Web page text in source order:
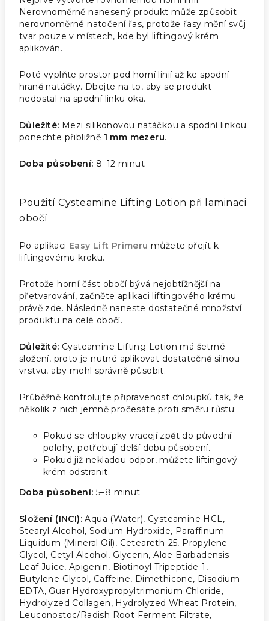
Nerovnoměrně nanesený produkt může způsobit
nerovnoměrné natočení řas, protože řasy mění svůj
tvar pouze v místech, kde byl liftingový krém
aplikován.
Poté vyplňte prostor pod horní linií až ke spodní
hraně natáčky. Dbejte na to, aby se produkt
nedostal na spodní linku oka.
Důležité: Mezi silikonovou natáčkou a spodní linkou
ponechte přibližně 1 mm mezeru.
Doba působení: 8–12 minut
Použití Cysteamine Lifting Lotion při laminaci
obočí
Po aplikaci Easy Lift Primeru můžete přejít k
liftingovému kroku.
Protože horní část obočí bývá nejobtížnější na
přetvarování, začněte aplikaci liftingového krému
právě zde. Následně naneste dostatečné množství
produktu na celé obočí.
Důležité: Cysteamine Lifting Lotion má šetrné
složení, proto je nutné aplikovat dostatečně silnou
vrstvu, aby mohl správně působit.
Průběžně kontrolujte připravenost chloupků tak, že
několik z nich jemně pročesáte proti směru růstu:
Pokud se chloupky vracejí zpět do původní
polohy, potřebují delší dobu působení.
Pokud již nekladou odpor, můžete liftingový
krém odstranit.
Doba působení: 5–8 minut
Složení (INCI):Aqua (Water), Cysteamine HCL,
Stearyl Alcohol, Sodium Hydroxide, Paraffinum
Liquidum (Mineral Oil), Ceteareth-25, Propylene
Glycol, Cetyl Alcohol, Glycerin, Aloe Barbadensis
Leaf Juice, Apigenin, Biotinoyl Tripeptide-1,
Butylene Glycol, Caffeine, Dimethicone, Disodium
EDTA, Guar Hydroxypropyltrimonium Chloride,
Hydrolyzed Collagen, Hydrolyzed Wheat Protein,
Leuconostoc/Radish Root Ferment Filtrate,